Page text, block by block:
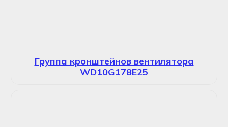
Группа кронштейнов вентилятора
WD10G178E25